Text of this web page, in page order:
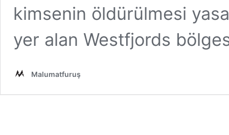
kimsenin öldürülmesi
yer alan Westfjords
Malumatfuruş